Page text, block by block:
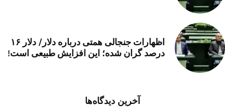
اظهارات جنجالی همتی درباره دلار/ دلار ۱۶
درصد گران شده؛ این افزایش طبیعی است!
آخرین دیدگاه‌ها